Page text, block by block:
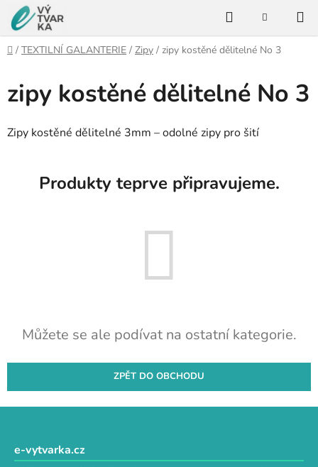
Přejít
na
obsah
HledatNÁKUPNÍ
Domů
/ TEXTILNÍ GALANTERIE / Zipy / zipy kostěné dělitelné No 3
zipy kostěné dělitelné No 3
Zipy kostěné dělitelné 3mm – odolné zipy pro šití
Produkty teprve připravujeme.
Můžete se ale podívat na ostatní kategorie.
ZPĚT DO OBCHODU
e-vytvarka.cz